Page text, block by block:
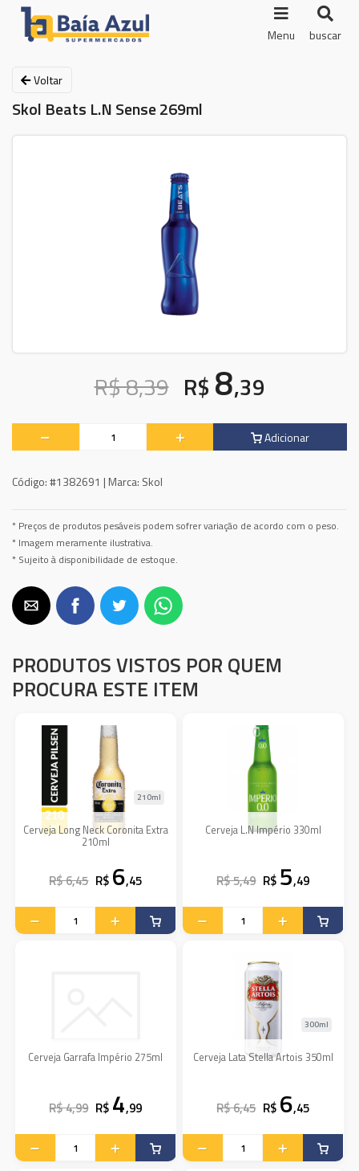
Menu buscar
Voltar
Skol Beats L.N Sense 269ml
R$ 8,39 R$ 8,39
Adicionar
Código:#1382691 | Marca: Skol
* Preços de produtos pesáveis podem sofrer variação de acordo com o peso.
* Imagem meramente ilustrativa.
* Sujeito à disponibilidade de estoque.
PRODUTOS VISTOS POR QUEM
PROCURA ESTE ITEM
Cerveja Long Neck Coronita Extra
210ml
210ml
R$ 6,45 R$ 6,45
Cerveja L.N Império 330ml
R$ 5,49 R$ 5,49
Cerveja Garrafa Império 275ml
R$ 4,99 R$ 4,99
Cerveja Lata Stella Artois 350ml
300ml
R$ 6,45 R$ 6,45